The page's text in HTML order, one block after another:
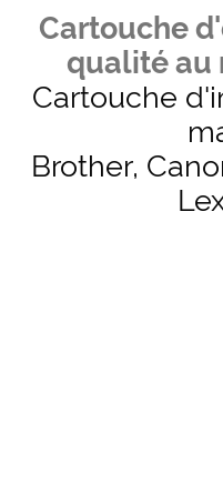
Cartouche
qualité au
Cartouche
Brother,